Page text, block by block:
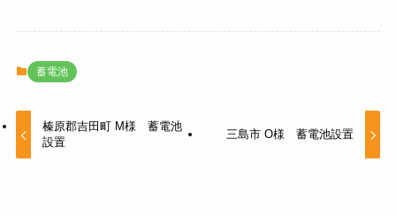
蓄電池
榛原郡吉田町 M様 蓄電池
設置
三島市 O様 蓄電池設置